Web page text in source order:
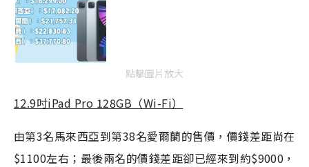
點擊圖片放大
12.9吋iPad Pro 128GB（Wi-Fi）
由第3名馬來西亞到第38名愛爾蘭的售價，價錢差距尚在
$1100左右；最後兩名的價錢差距卻已經來到約$9000，